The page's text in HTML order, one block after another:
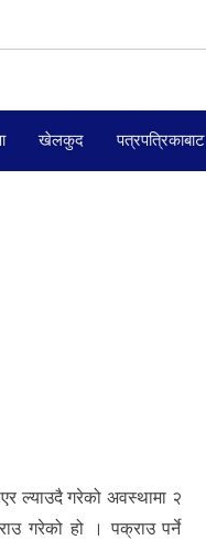
खेलकुद पत्रपत्रिकाबाट
ल्याउदै गरेको अवस्थामा २
गरेको हो । पक्राउ पर्ने